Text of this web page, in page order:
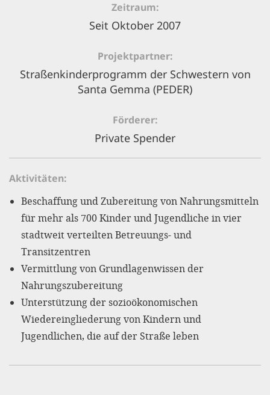
Zeitraum
Seit Oktober 2007
Projektpartner
Straßenkinderprogramm der Schwestern von
Santa Gemma (PEDER)
Förderer
Private Spender
Aktivitäten
Beschaffung und Zubereitung von Nahrungsmitteln
für mehr als 700 Kinder und Jugendliche in vier
stadtweit verteilten Betreuungs- und
Transitzentren
Vermittlung von Grundlagenwissen der
Nahrungszubereitung
Unterstützung der sozioökonomischen
Wiedereingliederung von Kindern und
Jugendlichen, die auf der Straße leben
ALLEN